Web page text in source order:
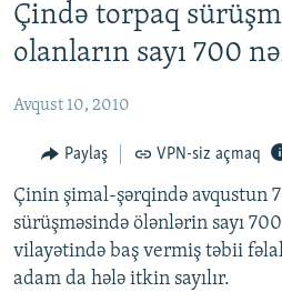
qayıt
Əsas
qayıt
#İZAHLA
KORRUPSIOMETR
#ƏSLINDƏ
FƏRQƏ BAX
QANUNI DOĞRU
ARAŞDIRMA
MULTIMEDIA
Çində torpaq
olanların sayı 700
Avqust 10, 2010
Paylaş VPN-siz açmaq
Çinin şimal-şərqində avqustun
sürüşməsində ölənlərin sayı
vilayətində baş vermiş təbii
adam da hələ itkin sayılır.